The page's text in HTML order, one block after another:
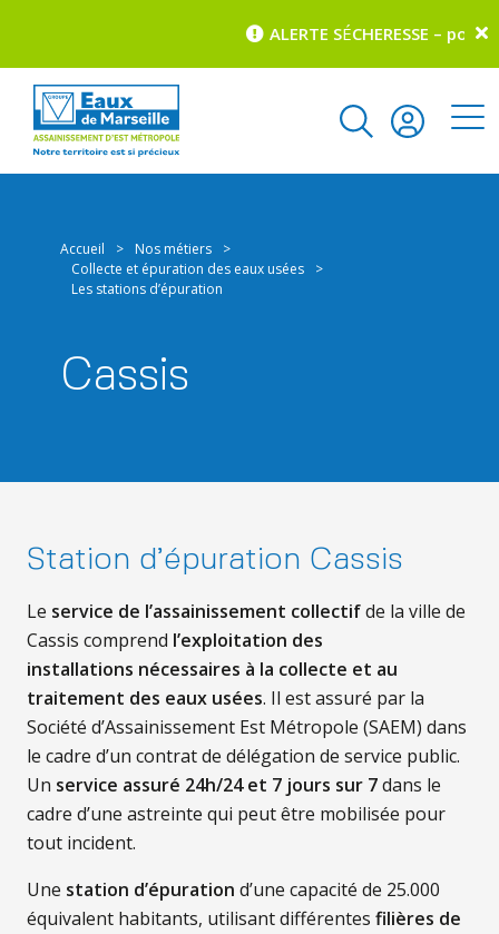
ALERTE S ÉCHERESSE –
Accueil > Nos métiers
>
Collecte et épuration des eaux usées
>
Les stations d’épuration
Cassis
Station d’épuration Cassis
Le service de l’assainissement collectifde la ville de
Cassis comprend l’exploitation des
installations nécessaires à la collecte et au
traitement des eaux usées. Il est assuré par la
Société d’Assainissement Est Métropole (SAEM) dans
le cadre d’un contrat de délégation de service public.
Un service assuré 24h/24 et 7 jours sur 7dans le
cadre d’une astreinte qui peut être mobilisée pour
tout incident.
Une station d’épuration d’une capacité de 25.000
équivalent habitants, utilisant différentes filières de